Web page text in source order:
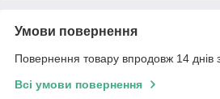
Умови повернення
Повернення товару впродовж 14 днів
Всі умови повернення